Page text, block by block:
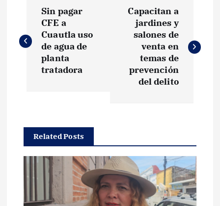
v
a
c
ó
Sin pagar
CFE a
Cuautla uso
de agua de
planta
tratadora
Capacitan a
jardines y
salones de
venta en
temas de
prevención
del delito
Related Posts